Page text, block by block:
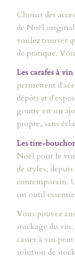
Choisir des
de Noël
voulez trouver
de pratique.
Les carafes à vin
permettent
dépôts et
goutte est un
propre, sans
Les tire-
Noël pour le
de styles,
contemporain.
un outil
Vous pouvez
stockage du
casier à vin
solution de